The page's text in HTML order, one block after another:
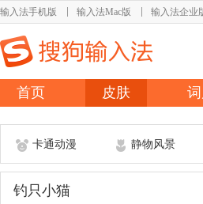
输入法手机版 输入法Mac版 输入法企业
首页 皮肤
卡通动漫 静物风景
钓只小猫